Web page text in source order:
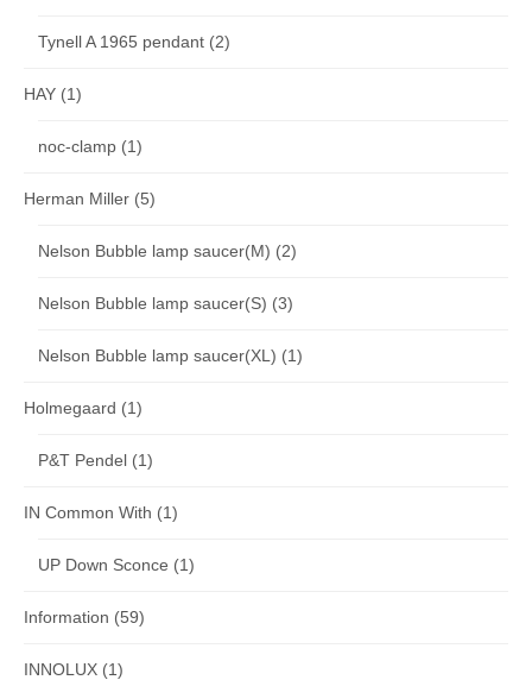
Tynell A 1965 pendant (2)
HAY (1)
noc-clamp (1)
Herman Miller (5)
Nelson Bubble lamp saucer(M) (2)
Nelson Bubble lamp saucer(S) (3)
Nelson Bubble lamp saucer(XL) (1)
Holmegaard (1)
P&T Pendel (1)
IN Common With (1)
UP Down Sconce (1)
Information (59)
INNOLUX (1)